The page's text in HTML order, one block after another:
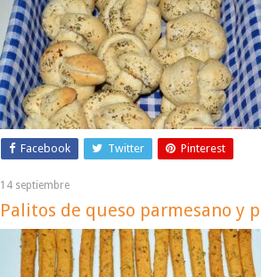
Facebook Twitter Pinterest
14 septiembre
Palitos de queso parmesano y